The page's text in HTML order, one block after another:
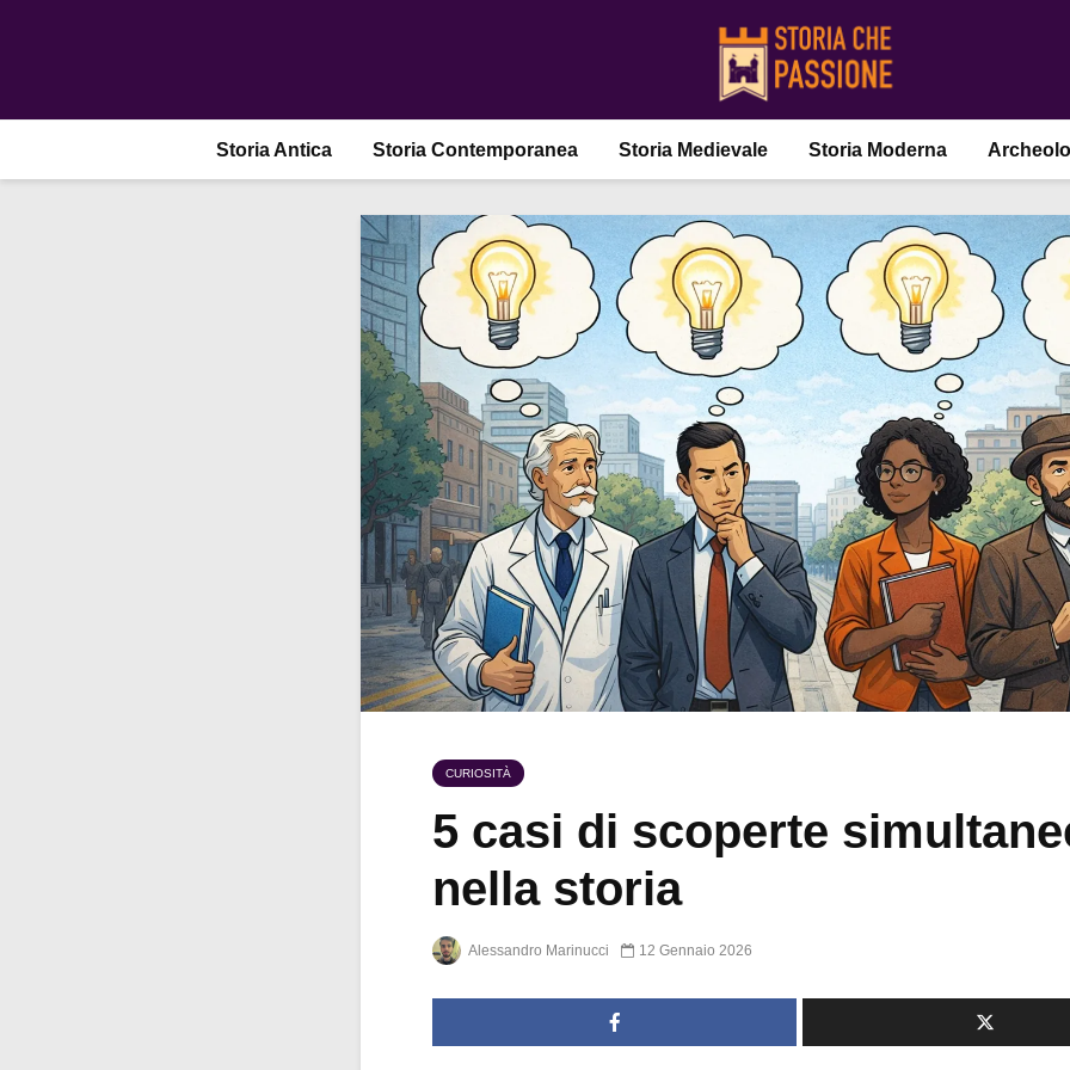
Storia Antica Storia Contemporanea Storia Medievale Storia Moderna
CURIOSITÀ
5 casi di scoperte
nella storia
Alessandro Marinucci 12 Gennaio 2026